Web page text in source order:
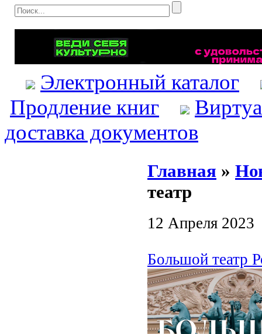
Электронный каталог
Продление книг
доставка документов
Главная »
театр
12 Апреля 2023
Большой театр